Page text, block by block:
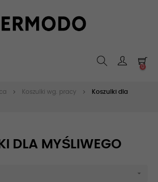
0
Koszulki wg. pracy
Koszulki dla
DLA MYŚLIWEGO
